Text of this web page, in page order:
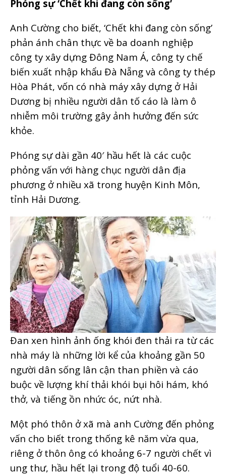
Phóng sự ‘Chết khi đang còn sống’
Anh Cường cho biết, ‘Chết khi đang còn sống’
phản ánh chân thực về ba doanh nghiệp
công ty xây dựng Đông Nam Á, công ty chế
biến xuất nhập khẩu Đà Nẵng và công ty thép
Hòa Phát, vốn có nhà máy xây dựng ở Hải
Dương bị nhiều người dân tố cáo là làm ô
nhiễm môi trường gây ảnh hưởng đến sức
khỏe.
Phóng sự dài gần 40′ hầu hết là các cuộc
phỏng vấn với hàng chục người dân địa
phương ở nhiều xã trong huyện Kinh Môn,
tỉnh Hải Dương.
Đan xen hình ảnh ống khói đen thải ra từ các
nhà máy là những lời kể của khoảng gần 50
người dân sống lân cận than phiền và cáo
buộc về lượng khí thải khói bụi hôi hám, khó
thở, và tiếng ồn nhức óc, nứt nhà.
Một phó thôn ở xã mà anh Cường đến phỏng
vấn cho biết trong thống kê năm vừa qua,
riêng ở thôn ông có khoảng 6-7 người chết vì
ung thư, hầu hết lại trong độ tuổi 40-60.